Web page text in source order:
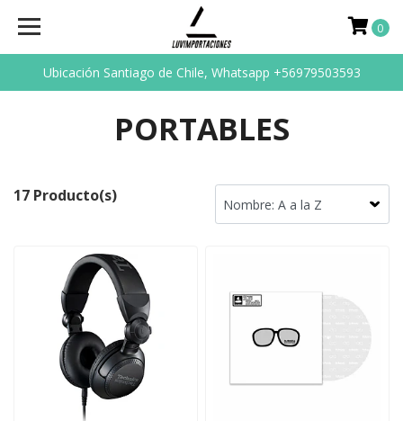
Ubicación Santiago de Chile, Whatsapp +56979503593
0
PORTABLES
17 Producto(s)